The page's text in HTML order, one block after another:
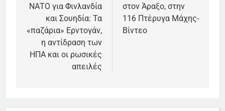
ΝΑΤΟ για Φινλανδία
και Σουηδία: Τα
«παζάρια» Ερντογάν,
η αντίδραση των
ΗΠΑ και οι ρωσικές
απειλές
στον Άραξο, στην
116 Πτέρυγα Μάχης-
Βίντεο